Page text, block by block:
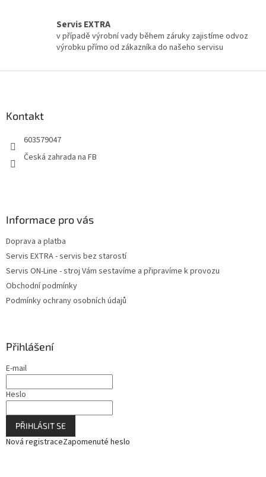
i
s
Servis EXTRA
v případě výrobní vady během záruky zajistíme odvoz
výrobku přímo od zákazníka do našeho servisu
Kontakt
603579047
Česká zahrada na FB
Informace pro vás
Doprava a platba
Servis EXTRA - servis bez starostí
Servis ON-Line - stroj Vám sestavíme a připravíme k provozu
Obchodní podmínky
Podmínky ochrany osobních údajů
Přihlášení
E-mail
Heslo
PŘIHLÁSIT SE
Nová registraceZapomenuté heslo